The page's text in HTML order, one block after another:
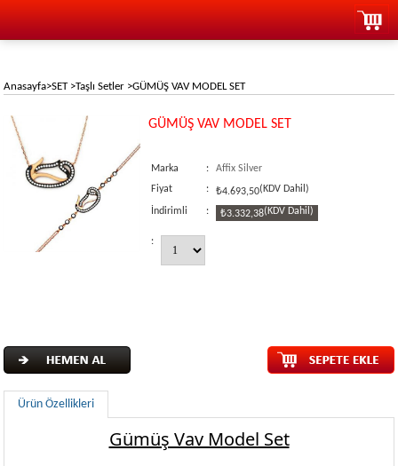
Anasayfa>SET>Taşlı Setler >GÜMÜŞ VAV MODEL SET
GÜMÜŞ VAV MODEL SET
Marka :
Affix Silver
Fiyat
: ₺4.693,50(KDV Dahil)
İndirimli : ₺3.332,38(KDV Dahil)
:
Ürün Özellikleri
Gümüş Vav Model Set